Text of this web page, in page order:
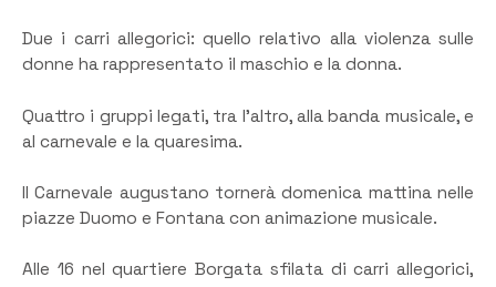
Due i carri allegorici: quello relativo alla violenza sulle
donne ha rappresentato il maschio e la donna.
Quattro i gruppi legati, tra l’altro, alla banda musicale, e
al carnevale e la quaresima.
Il Carnevale augustano tornerà domenica mattina nelle
piazze Duomo e Fontana con animazione musicale.
Alle 16 nel quartiere Borgata sfilata di carri allegorici,